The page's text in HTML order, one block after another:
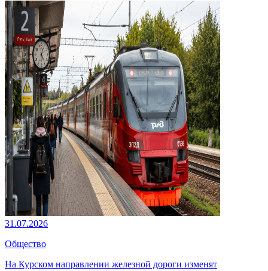
31.07.2026
Общество
На Курском направлении железной дороги изменят